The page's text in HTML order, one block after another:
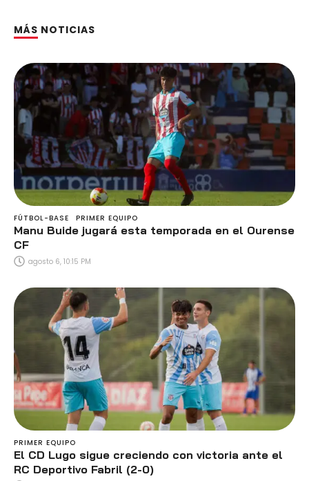
MÁS NOTICIAS
FÚTBOL-BASE PRIMER EQUIPO
Manu Buide jugará esta temporada en el Ourense
CF
agosto 6, 10:15 PM
PRIMER EQUIPO
El CD Lugo sigue creciendo con victoria ante el
RC Deportivo Fabril (2-0)